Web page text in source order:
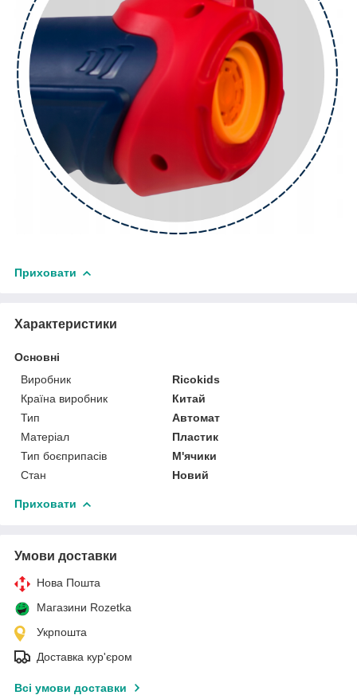
Приховати
Характеристики
Основні
Виробник
Ricokids
Країна виробник
Китай
Тип
Автомат
Матеріал
Пластик
Тип боєприпасів
М'ячики
Стан
Новий
Приховати
Умови доставки
Нова Пошта
Магазини Rozetka
Укрпошта
Доставка кур'єром
Всі умови доставки